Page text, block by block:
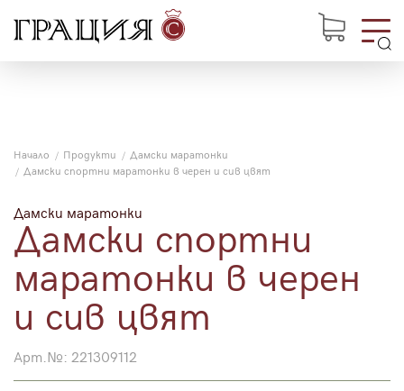
Начало Продукти
Дамски маратонки
Дамски спортни маратонки в черен и сив цвят
Дамски маратонки
Дамски спортни
маратонки в черен
и сив цвят
Арт.№: 221309112